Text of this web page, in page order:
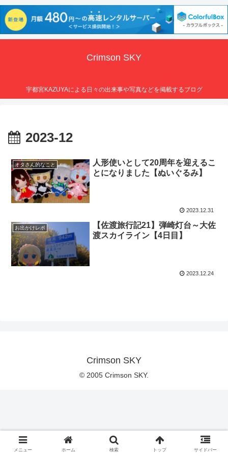
Crimson SKY
宇都宮KAZUYAによる日々の出来事や写真などを掲載するブログ
2023-12
オタさん的なこと
人形使いとして20周年を迎えるこ
とになりました【ぬいぐるみ】
2023.12.31
お出かけレポ
【佐渡旅行記21】弾崎灯台～大佐
渡スカイライン【4日目】
2023.12.24
Crimson SKY
© 2005 Crimson SKY.
メニュー ホーム 検索 トップ サイドバー